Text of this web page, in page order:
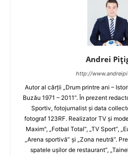
Andrei
http://
Autor al cărţii „Drum printre ani –
Buzău 1971 – 2011”. În prezent
Sportiv, fotojurnalist şi data
fotograf 123RF. Realizator TV şi
Maxim", „Fotbal Total”, „TV Sport”,
„Arena sportivă” şi „Zona neutră”.
spatele uşilor de restaurant”,